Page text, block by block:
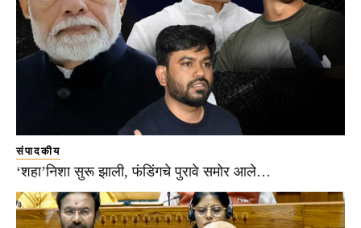
संपादकीय
‘शहा’निशा सुरू झाली, फंडिंगचे पुरावे समोर आले…